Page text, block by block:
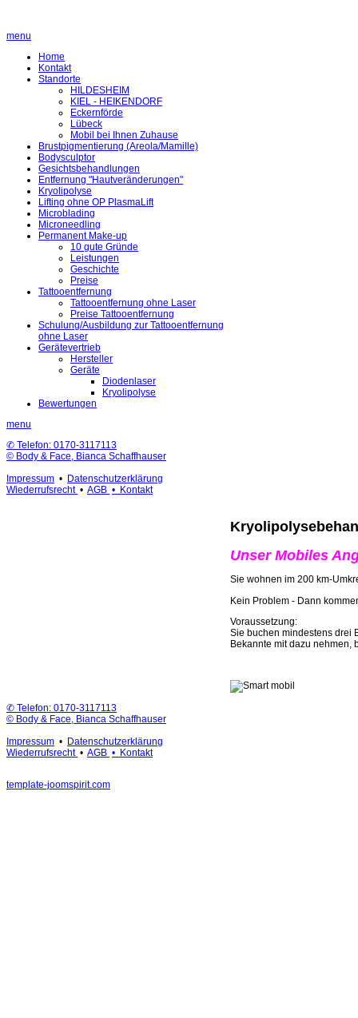
menu
Home
Kontakt
Standorte
HILDESHEIM
KIEL - HEIKENDORF
Eckernförde
Lübeck
Mobil bei Ihnen Zuhause
Brustpigmentierung (Areola/Mamille)
Bodysculptor
Gesichtsbehandlungen
Entfernung "Hautveränderungen"
Kryolipolyse
Lifting ohne OP PlasmaLift
Microblading
Microneedling
Permanent Make-up
10 gute Gründe
Leistungen
Geschichte
Preise
Tattooentfernung
Tattooentfernung ohne Laser
Preise Tattooentfernung
Schulung/Ausbildung zur Tattooentfernung
ohne Laser
Gerätevertrieb
Hersteller
Geräte
Diodenlaser
Kryolipolyse
Bewertungen
menu
✆ Telefon: 0170-3117113
© Body & Face, Bianca Schaffhauser
Impressum • Datenschutzerklärung
Wiederrufsrecht • AGB • Kontakt
Unser Mobiles
Sie wohnen im 200 km-
Kein Problem - Dann
Voraussetzung:
Sie buchen mindestens drei
Bekannte mit dazu nehmen,
✆ Telefon: 0170-3117113
© Body & Face, Bianca Schaffhauser
Impressum • Datenschutzerklärung
Wiederrufsrecht • AGB • Kontakt
template-joomspirit.com